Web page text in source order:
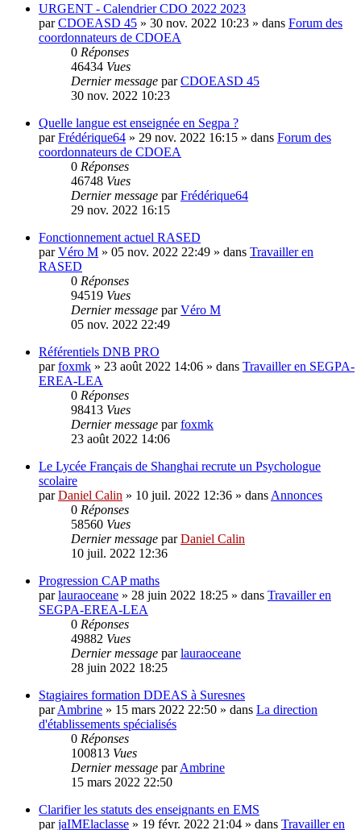
URGENT - Calendrier CDO 2022 2023
parCDOEASD 45 » 30 nov. 2022 10:23 » dans Forum des
coordonnateurs de CDOEA
0 Réponses
46434 Vues
Dernier message parCDOEASD 45
30 nov. 2022 10:23
Quelle langue est enseignée en Segpa ?
parFrédérique64 » 29 nov. 2022 16:15 » dans Forum des
coordonnateurs de CDOEA
0 Réponses
46748 Vues
Dernier message parFrédérique64
29 nov. 2022 16:15
Fonctionnement actuel RASED
parVéro M » 05 nov. 2022 22:49 » dans Travailler en
RASED
0 Réponses
94519 Vues
Dernier message parVéro M
05 nov. 2022 22:49
Référentiels DNB PRO
parfoxmk » 23 août 2022 14:06 » dans Travailler en SEGPA-
EREA-LEA
0 Réponses
98413 Vues
Dernier message parfoxmk
23 août 2022 14:06
Le Lycée Français de Shanghai recrute un Psychologue
scolaire
parDaniel Calin » 10 juil. 2022 12:36 » dans Annonces
0 Réponses
58560 Vues
Dernier message parDaniel Calin
10 juil. 2022 12:36
Progression CAP maths
parlauraoceane » 28 juin 2022 18:25 » dans Travailler en
SEGPA-EREA-LEA
0 Réponses
49882 Vues
Dernier message parlauraoceane
28 juin 2022 18:25
Stagiaires formation DDEAS à Suresnes
parAmbrine » 15 mars 2022 22:50 » dans La direction
d'établissements spécialisés
0 Réponses
100813 Vues
Dernier message parAmbrine
15 mars 2022 22:50
Clarifier les statuts des enseignants en EMS
parjaIMElaclasse » 19 févr. 2022 21:04 » dans Travailler en